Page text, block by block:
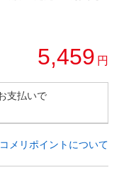
5,459 円
支払いで
コメリポイントについて